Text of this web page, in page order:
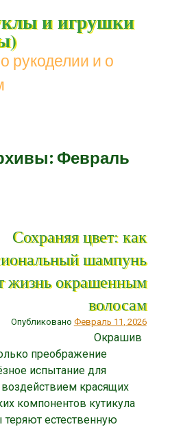
и игрушки
рукоделии и о
Февраль
Сохраняя цвет: как
шампунь
жизнь окрашенным
волосам
Опубликовано Февраль 11, 2026
Окрашив
преображение
испытание для
красящих
компонентов кутикула
теряют естественную